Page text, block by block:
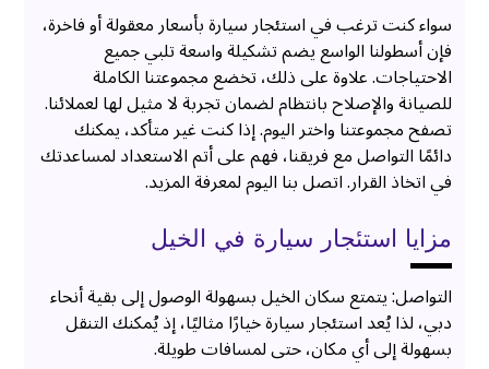
سواء كنت ترغب في استئجار سيارة بأسعار معقولة أو فاخرة،
فإن أسطولنا الواسع يضم تشكيلة واسعة تلبي جميع
الاحتياجات. علاوة على ذلك، تخضع مجموعتنا الكاملة
للصيانة والإصلاح بانتظام لضمان تجربة لا مثيل لها لعملائنا.
تصفح مجموعتنا واختر اليوم. إذا كنت غير متأكد، يمكنك
دائمًا التواصل مع فريقنا، فهم على أتم الاستعداد لمساعدتك
في اتخاذ القرار. اتصل بنا اليوم لمعرفة المزيد.
مزايا استئجار سيارة في الخيل
التواصل: يتمتع سكان الخيل بسهولة الوصول إلى بقية أنحاء
دبي، لذا يُعد استئجار سيارة خيارًا مثاليًا، إذ يُمكنك التنقل
بسهولة إلى أي مكان، حتى لمسافات طويلة.